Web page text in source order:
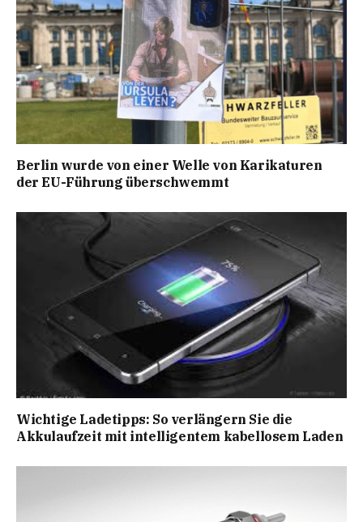
Berlin wurde von einer Welle von Karikaturen
der EU-Führung überschwemmt
Wichtige Ladetipps: So verlängern Sie die
Akkulaufzeit mit intelligentem kabellosem Laden